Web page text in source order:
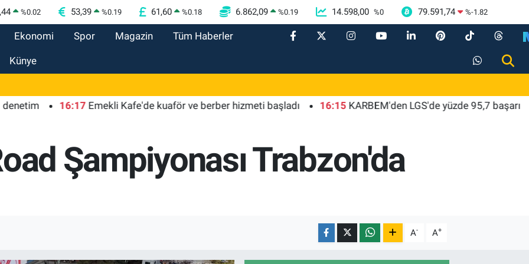
%0.02 53,39 %0.19 61,60 %0.18 6.862,09 %0.19 14.598,00 %0 79.591,74 %-1.82
Ekonomi Spor Magazin Tüm Haberler
Künye
16:17 Emekli Kafe'de kuaför ve berber hizmeti başladı 16:15 KARBEM'den LGS'de yüzde 95,7 başarı
Şampiyonası Trabzon'da
A- A+